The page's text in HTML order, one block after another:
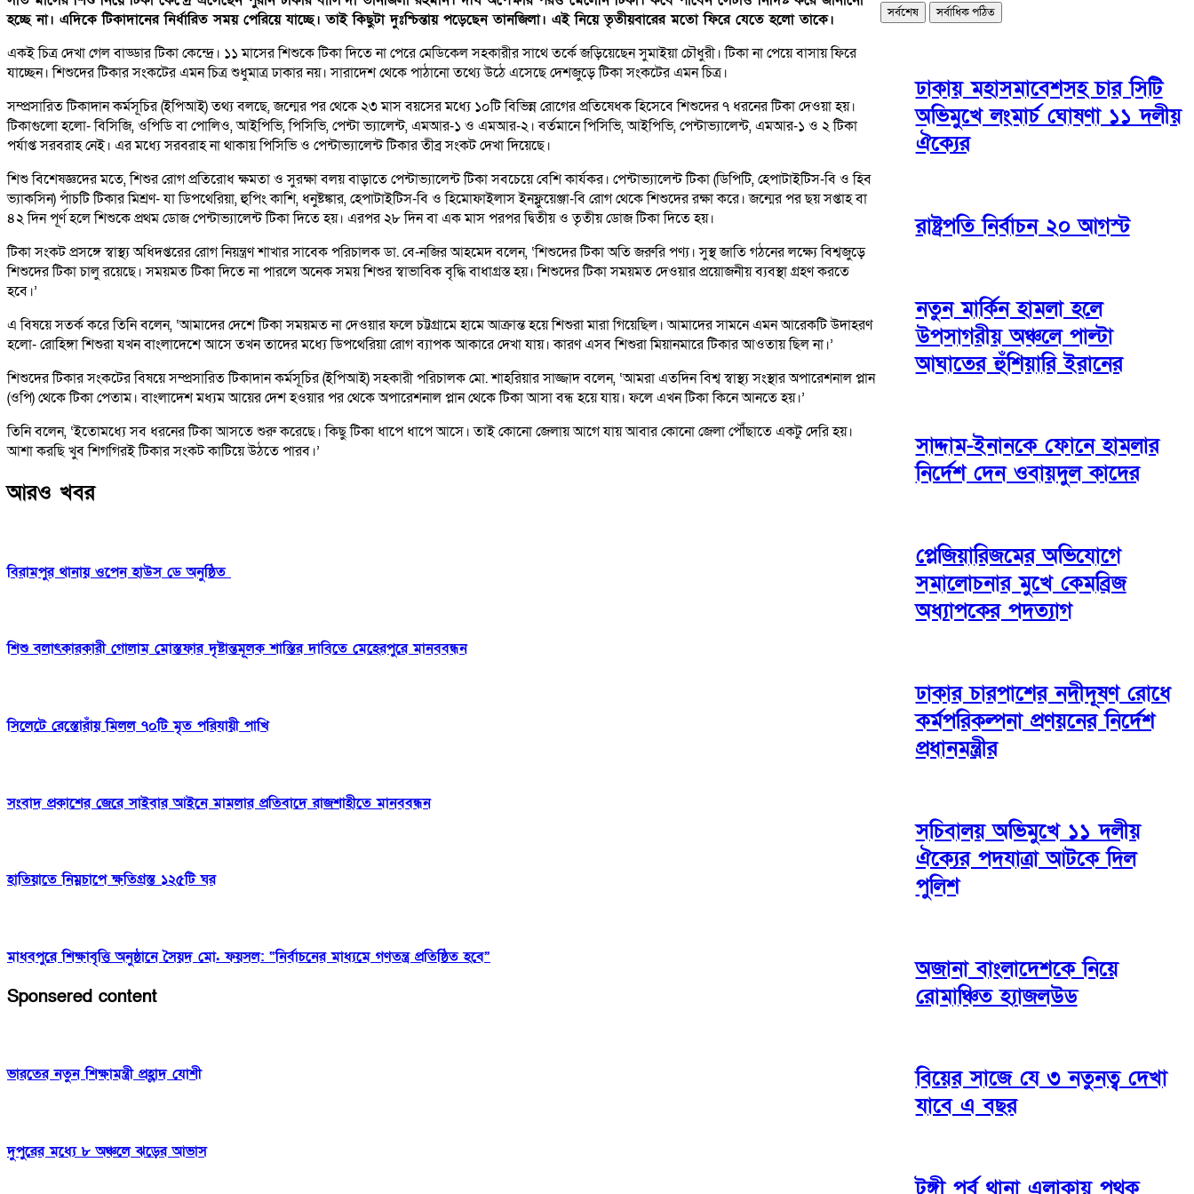
হচ্ছে না। এদিকে টিকাদানের নির্ধারিত সময় পেরিয়ে যাচ্ছে। তাই কিছুটা দুঃশ্চিন্তায় পড়েছেন তানজিলা। এই নিয়ে তৃতীয়বারের মতো ফিরে যেতে হলো তাকে।
একই চিত্র দেখা গেল বাড্ডার টিকা কেন্দ্রে। ১১ মাসের শিশুকে টিকা দিতে না পেরে মেডিকেল সহকারীর সাথে তর্কে জড়িয়েছেন সুমাইয়া চৌধুরী। টিকা না পেয়ে বাসায় ফিরে
যাচ্ছেন। শিশুদের টিকার সংকটের এমন চিত্র শুধুমাত্র ঢাকার নয়। সারাদেশ থেকে পাঠানো তথ্যে উঠে এসেছে দেশজুড়ে টিকা সংকটের এমন চিত্র।
সম্প্রসারিত টিকাদান কর্মসূচির (ইপিআই) তথ্য বলছে, জন্মের পর থেকে ২৩ মাস বয়সের মধ্যে ১০টি বিভিন্ন রোগের প্রতিষেধক হিসেবে শিশুদের ৭ ধরনের টিকা দেওয়া হয়।
টিকাগুলো হলো- বিসিজি, ওপিডি বা পোলিও, আইপিভি, পিসিভি, পেন্টা ভ্যালেন্ট, এমআর-১ ও এমআর-২। বর্তমানে পিসিভি, আইপিভি, পেন্টাভ্যালেন্ট, এমআর-১ ও ২ টিকা
পর্যাপ্ত সরবরাহ নেই। এর মধ্যে সরবরাহ না থাকায় পিসিভি ও পেন্টাভ্যালেন্ট টিকার তীব্র সংকট দেখা দিয়েছে।
শিশু বিশেষজ্ঞদের মতে, শিশুর রোগ প্রতিরোধ ক্ষমতা ও সুরক্ষা বলয় বাড়াতে পেন্টাভ্যালেন্ট টিকা সবচেয়ে বেশি কার্যকর। পেন্টাভ্যালেন্ট টিকা (ডিপিটি, হেপাটাইটিস-বি ও হিব
ভ্যাকসিন) পাঁচটি টিকার মিশ্রণ- যা ডিপথেরিয়া, হুপিং কাশি, ধনুষ্টঙ্কার, হেপাটাইটিস-বি ও হিমোফাইলাস ইনফ্লুয়েঞ্জা-বি রোগ থেকে শিশুদের রক্ষা করে। জন্মের পর ছয় সপ্তাহ বা
৪২ দিন পূর্ণ হলে শিশুকে প্রথম ডোজ পেন্টাভ্যালেন্ট টিকা দিতে হয়। এরপর ২৮ দিন বা এক মাস পরপর দ্বিতীয় ও তৃতীয় ডোজ টিকা দিতে হয়।
টিকা সংকট প্রসঙ্গে স্বাস্থ্য অধিদপ্তরের রোগ নিয়ন্ত্রণ শাখার সাবেক পরিচালক ডা. বে-নজির আহমেদ বলেন, ‘শিশুদের টিকা অতি জরুরি পণ্য। সুস্থ জাতি গঠনের লক্ষ্যে বিশ্বজুড়ে
শিশুদের টিকা চালু রয়েছে। সময়মত টিকা দিতে না পারলে অনেক সময় শিশুর স্বাভাবিক বৃদ্ধি বাধাগ্রস্ত হয়। শিশুদের টিকা সময়মত দেওয়ার প্রয়োজনীয় ব্যবস্থা গ্রহণ করতে
হবে।’
এ বিষয়ে সতর্ক করে তিনি বলেন, ‘আমাদের দেশে টিকা সময়মত না দেওয়ার ফলে চট্টগ্রামে হামে আক্রান্ত হয়ে শিশুরা মারা গিয়েছিল। আমাদের সামনে এমন আরেকটি উদাহরণ
হলো- রোহিঙ্গা শিশুরা যখন বাংলাদেশে আসে তখন তাদের মধ্যে ডিপথেরিয়া রোগ ব্যাপক আকারে দেখা যায়। কারণ এসব শিশুরা মিয়ানমারে টিকার আওতায় ছিল না।’
শিশুদের টিকার সংকটের বিষয়ে সম্প্রসারিত টিকাদান কর্মসূচির (ইপিআই) সহকারী পরিচালক মো. শাহরিয়ার সাজ্জাদ বলেন, ‘আমরা এতদিন বিশ্ব স্বাস্থ্য সংস্থার অপারেশনাল প্লান
(ওপি) থেকে টিকা পেতাম। বাংলাদেশ মধ্যম আয়ের দেশ হওয়ার পর থেকে অপারেশনাল প্লান থেকে টিকা আসা বন্ধ হয়ে যায়। ফলে এখন টিকা কিনে আনতে হয়।’
তিনি বলেন, ‘ইতোমধ্যে সব ধরনের টিকা আসতে শুরু করেছে। কিছু টিকা ধাপে ধাপে আসে। তাই কোনো জেলায় আগে যায় আবার কোনো জেলা পৌঁছাতে একটু দেরি হয়।
আশা করছি খুব শিগগিরই টিকার সংকট কাটিয়ে উঠতে পারব।’
আরও খবর
বিরামপুর থানায় ওপেন হাউস ডে অনুষ্ঠিত
শিশু বলাৎকারকারী গোলাম মোস্তফার দৃষ্টান্তমূলক শাস্তির দাবিতে মেহেরপুরে মানববন্ধন
সিলেটে রেস্তোরাঁয় মিলল ৭০টি মৃত পরিযায়ী পাখি
সংবাদ প্রকাশের জেরে সাইবার আইনে মামলার প্রতিবাদে রাজশাহীতে মানববন্ধন
হাতিয়াতে নিম্নচাপে ক্ষতিগ্রস্ত ১২৫টি ঘর
মাধবপুরে শিক্ষাবৃত্তি অনুষ্ঠানে সৈয়দ মো. ফয়সল: “নির্বাচনের মাধ্যমে গণতন্ত্র প্রতিষ্ঠিত হবে”
Sponsered content
ভারতের নতুন শিক্ষামন্ত্রী প্রহ্লাদ যোশী
দুপুরের মধ্যে ৮ অঞ্চলে ঝড়ের আভাস
সর্বশেষ সর্বাধিক পঠিত
ঢাকায় মহাসমাবেশসহ চার সিটি
অভিমুখে লংমার্চ ঘোষণা ১১ দলীয়
ঐক্যের
রাষ্ট্রপতি নির্বাচন ২০ আগস্ট
নতুন মার্কিন হামলা হলে
উপসাগরীয় অঞ্চলে পাল্টা
আঘাতের হুঁশিয়ারি ইরানের
সাদ্দাম-ইনানকে ফোনে হামলার
নির্দেশ দেন ওবায়দুল কাদের
প্লেজিয়ারিজমের অভিযোগে
সমালোচনার মুখে কেমব্রিজ
অধ্যাপকের পদত্যাগ
ঢাকার চারপাশের নদীদূষণ রোধে
কর্মপরিকল্পনা প্রণয়নের নির্দেশ
প্রধানমন্ত্রীর
সচিবালয় অভিমুখে ১১ দলীয়
ঐক্যের পদযাত্রা আটকে দিল
পুলিশ
অজানা বাংলাদেশকে নিয়ে
রোমাঞ্চিত হ্যাজলউড
বিয়ের সাজে যে ৩ নতুনত্ব দেখা
যাবে এ বছর
টঙ্গী পূর্ব থানা এলাকায় পৃথক